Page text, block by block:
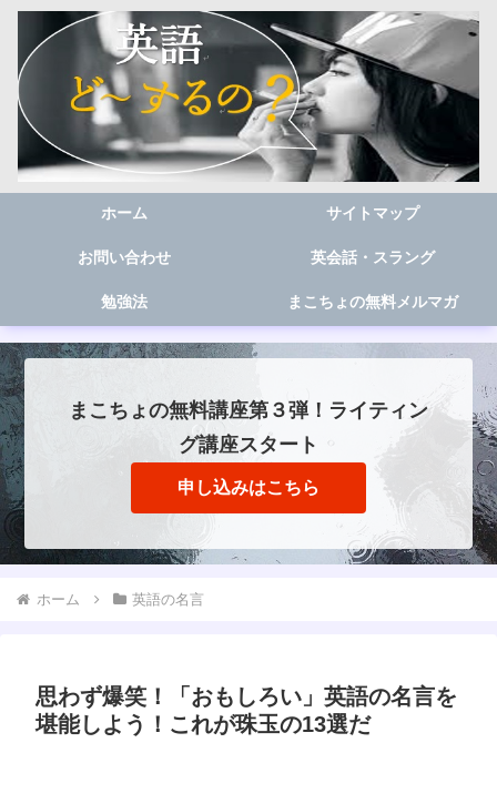
ホーム サイトマップ
お問い合わせ 英会話・スラング
勉強法 まこちょの無料メルマガ
まこちょの無料講座第３弾！ライティン
グ講座スタート
申し込みはこちら
ホーム 英語の名言
思わず爆笑！「おもしろい」英語の名言を
堪能しよう！これが珠玉の13選だ